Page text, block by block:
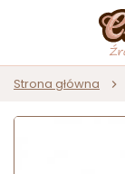
Strona główna